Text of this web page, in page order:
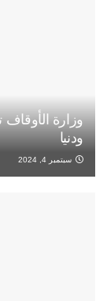
وزارة
ودنيا
سبتمبر 4, 2024